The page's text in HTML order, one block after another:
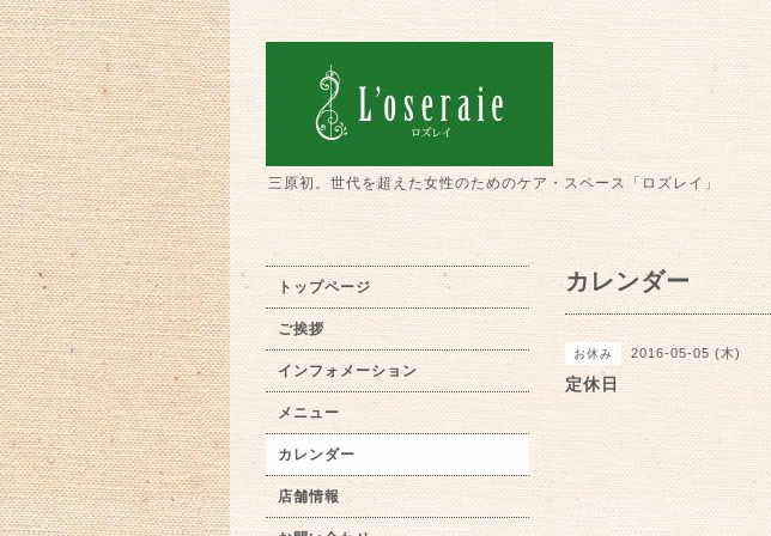
三原初。世代を超えた女性のためのケア・スペース「ロズレイ」
カレンダー
お休み 2016-05-05 (木)
定休日
トップページ
ご挨拶
インフォメーション
メニュー
カレンダー
店舗情報